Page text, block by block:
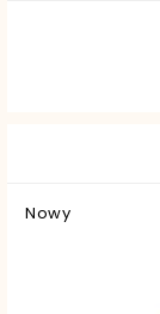
Nowy